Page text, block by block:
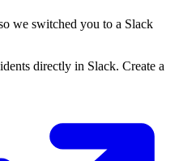
we switched you to a Slack
directly in Slack. Create a